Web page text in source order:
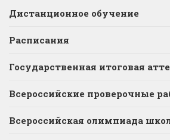
Дистанционное обучение
Расписания
Государственная итоговая
Всероссийские проверочные
Всероссийская олимпиада